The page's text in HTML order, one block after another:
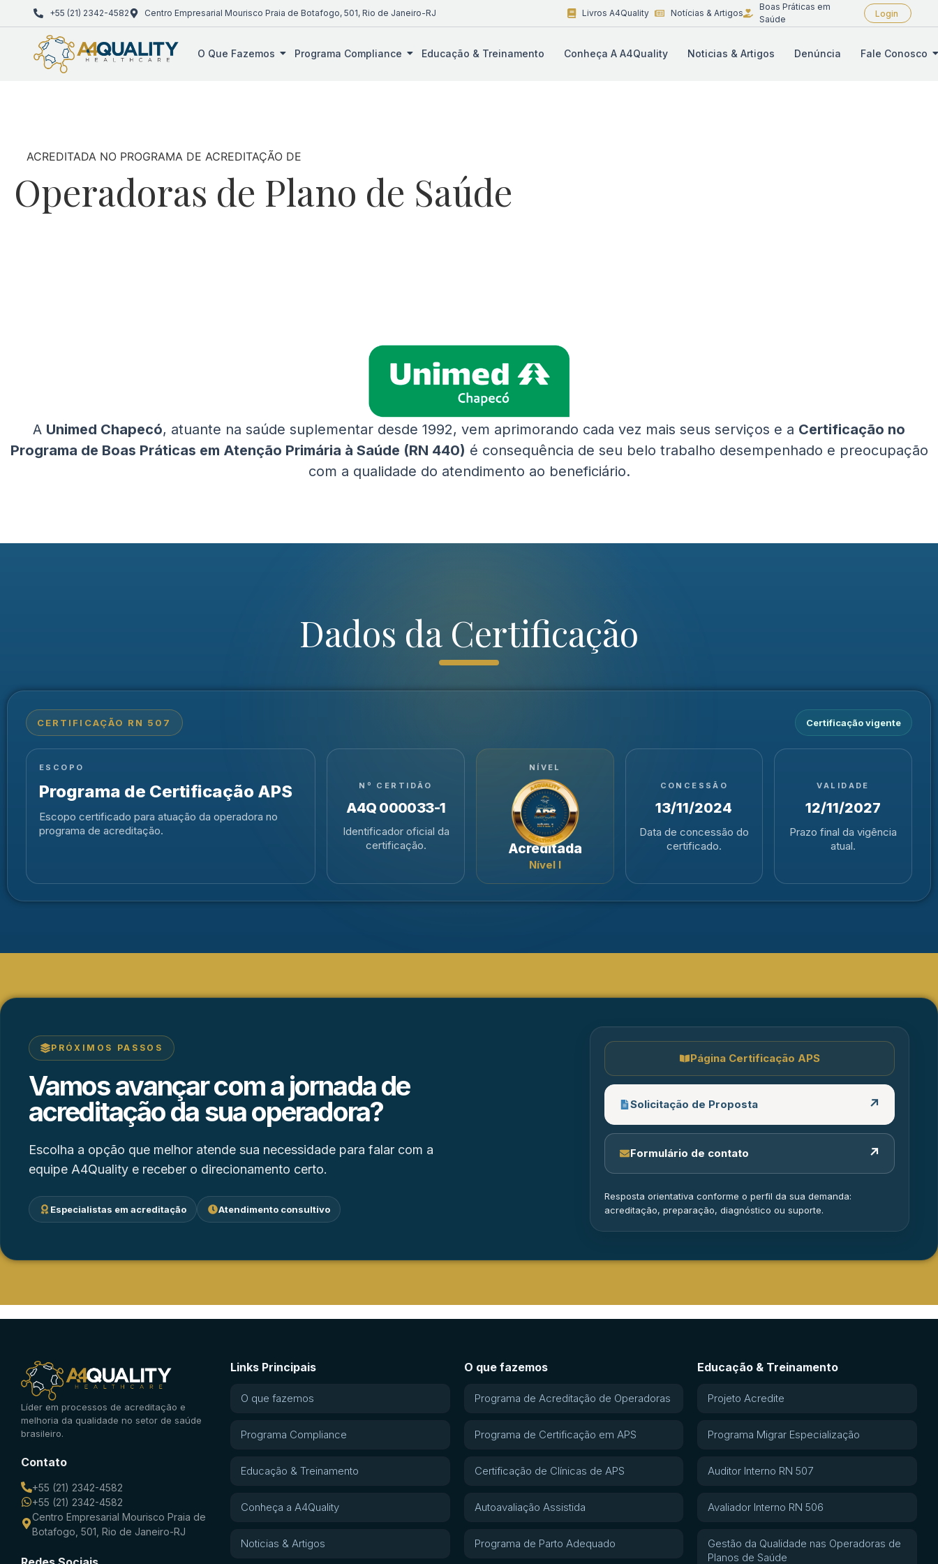
+55 (21) 2342-4582 Centro Empresarial Mourisco Praia de Botafogo, 501, Rio de Janeiro-RJ Livros A4Quality Notícias & Artigos
Boas Práticas em
Saúde
Login
O Que Fazemos Programa Compliance Educação & Treinamento Conheça A A4Quality Noticias & Artigos Denúncia Fale Conosco
ACREDITADA NO PROGRAMA DE ACREDITAÇÃO DE
Operadoras de Plano de Saúde
A Unimed Chapecó, atuante na saúde suplementar desde 1992, vem aprimorando cada vez mais seus serviços e a Certificação no
Programa de Boas Práticas em Atenção Primária à Saúde (RN 440) é consequência de seu belo trabalho desempenhado e preocupação
com a qualidade do atendimento ao beneficiário.
Dados da Certificação
CERTIFICAÇÃO RN 507 Certificação vigente
ESCOPO
Programa de Certificação APS
Escopo certificado para atuação da operadora no
programa de acreditação.
Nº CERTIDÃO
A4Q 000033-1
Identificador oficial da
certificação.
NÍVEL
Acreditada
Nível I
CONCESSÃO
13/11/2024
Data de concessão do
certificado.
VALIDADE
12/11/2027
Prazo final da vigência
atual.
PRÓXIMOS PASSOS
Vamos avançar com a jornada de
acreditação da sua operadora?
Escolha a opção que melhor atende sua necessidade para falar com a
equipe A4Quality e receber o direcionamento certo.
Especialistas em acreditação Atendimento consultivo
Página Certificação APS
Solicitação de Proposta ↗
Formulário de contato ↗
Resposta orientativa conforme o perfil da sua demanda:
acreditação, preparação, diagnóstico ou suporte.
Líder em processos de acreditação e
melhoria da qualidade no setor de saúde
brasileiro.
Contato
+55 (21) 2342-4582
+55 (21) 2342-4582
Centro Empresarial Mourisco Praia de
Botafogo, 501, Rio de Janeiro-RJ
Links Principais
O que fazemos
Programa Compliance
Educação & Treinamento
Conheça a A4Quality
Noticias & Artigos
O que fazemos
Programa de Acreditação de Operadoras
Programa de Certificação em APS
Certificação de Clínicas de APS
Autoavaliação Assistida
Programa de Parto Adequado
Educação & Treinamento
Projeto Acredite
Programa Migrar Especialização
Auditor Interno RN 507
Avaliador Interno RN 506
Gestão da Qualidade nas Operadoras de
Planos de Saúde